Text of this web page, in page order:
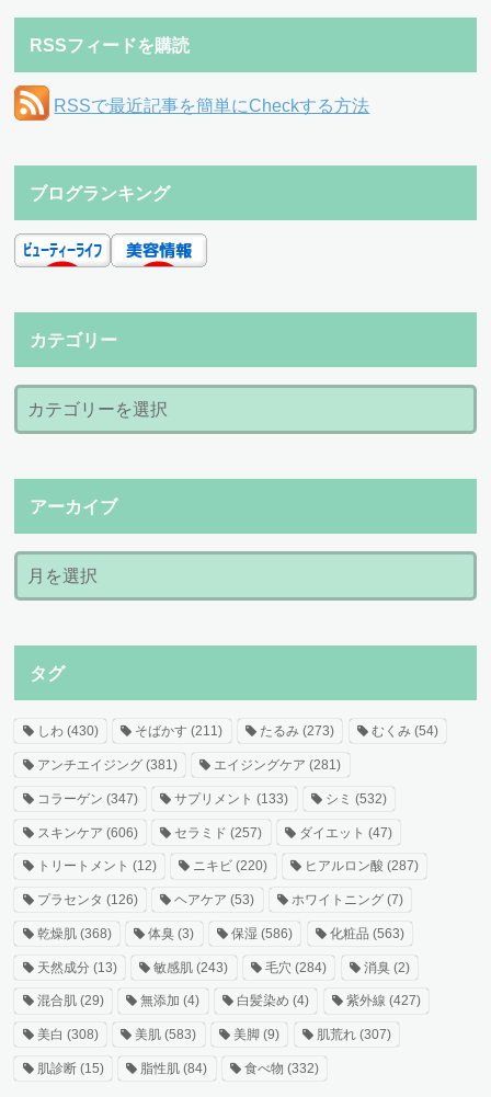
RSSフィードを購読
RSSで最近記事を簡単にCheckする方法
ブログランキング
カテゴリー
アーカイブ
タグ
しわ(430) そばかす (211) たるみ (273) むくみ(54)
アンチエイジング(381) エイジングケア (281)
コラーゲン (347) サプリメント (133) シミ (532)
スキンケア (606) セラミド (257) ダイエット (47)
トリートメント (12) ニキビ (220) ヒアルロン酸 (287)
プラセンタ (126) ヘアケア (53) ホワイトニング (7)
乾燥肌(368) 体臭 (3) 保湿 (586) 化粧品 (563)
天然成分(13) 敏感肌 (243) 毛穴 (284) 消臭(2)
混合肌(29) 無添加 (4) 白髪染め (4) 紫外線 (427)
美白 (308) 美肌 (583) 美脚 (9) 肌荒れ(307)
肌診断(15) 脂性肌 (84) 食べ物 (332)